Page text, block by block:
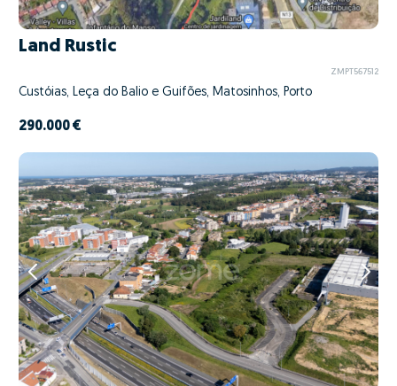
Land Rustic
ZMPT567512
Custóias, Leça do Balio e Guifões, Matosinhos, Porto
290.000 €